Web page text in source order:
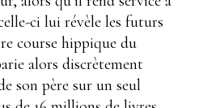
ci lui révèle les futurs
course hippique du
alors discrètement
son père sur un seul